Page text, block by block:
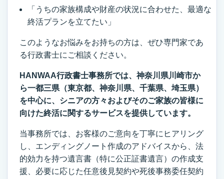
「うちの家族構成や財産の状況に合わせた、最適な
終活プランを立てたい」
このようなお悩みをお持ちの方は、ぜひ専門家であ
る行政書士にご相談ください。
HANWAA行政書士事務所では、神奈川県川崎市か
ら一都三県（東京都、神奈川県、千葉県、埼玉県）
を中心に、シニアの方々およびそのご家族の皆様に
向けた終活に関するサービスを提供しています。
当事務所では、お客様のご意向を丁寧にヒアリング
し、エンディングノート作成のアドバイスから、法
的効力を持つ遺言書（特に公正証書遺言）の作成支
援、必要に応じた任意後見契約や死後事務委任契約